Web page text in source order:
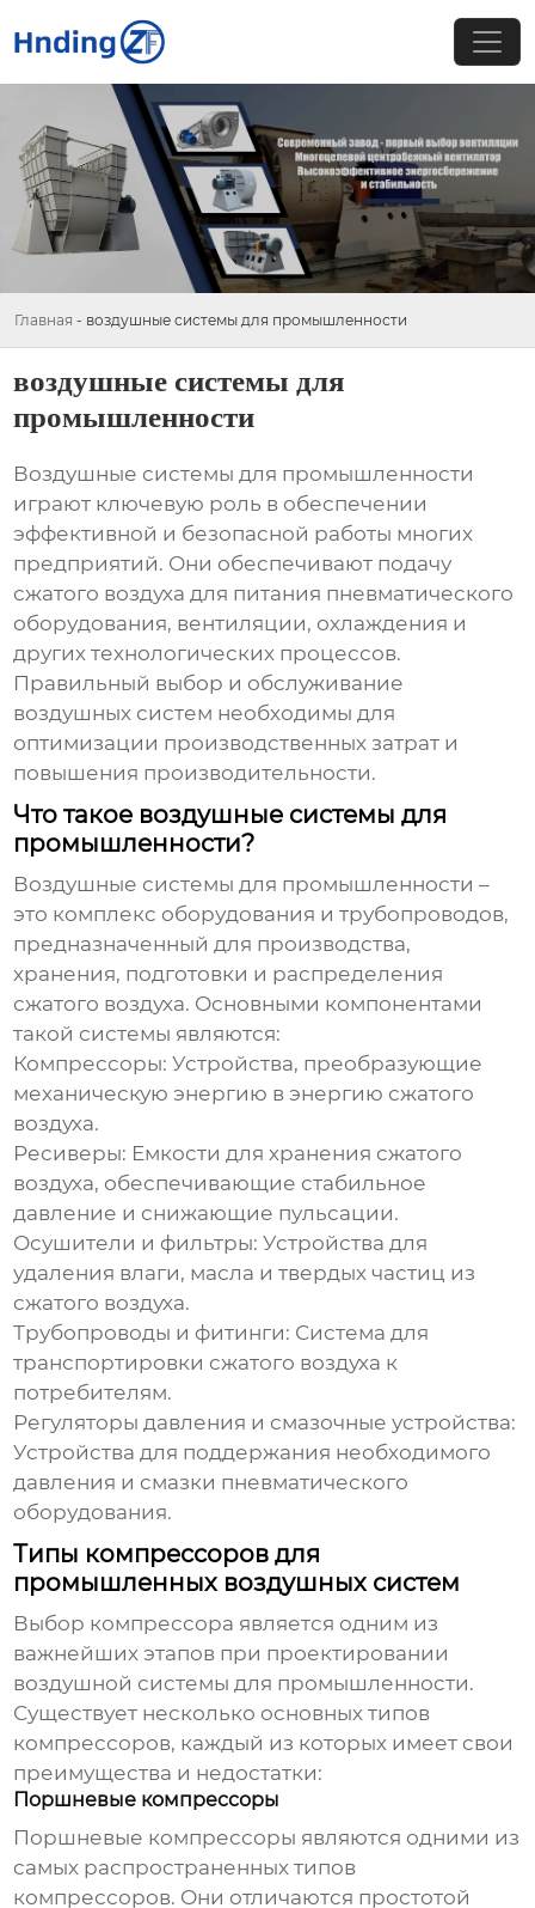
Главная - воздушные системы для промышленности
воздушные системы для
промышленности
Воздушные системы для промышленности
играют ключевую роль в обеспечении
эффективной и безопасной работы многих
предприятий. Они обеспечивают подачу
сжатого воздуха для питания пневматического
оборудования, вентиляции, охлаждения и
других технологических процессов.
Правильный выбор и обслуживание
воздушных систем необходимы для
оптимизации производственных затрат и
повышения производительности.
Что такое воздушные системы для
промышленности?
Воздушные системы для промышленности –
это комплекс оборудования и трубопроводов,
предназначенный для производства,
хранения, подготовки и распределения
сжатого воздуха. Основными компонентами
такой системы являются:
Компрессоры: Устройства, преобразующие
механическую энергию в энергию сжатого
воздуха.
Ресиверы: Емкости для хранения сжатого
воздуха, обеспечивающие стабильное
давление и снижающие пульсации.
Осушители и фильтры: Устройства для
удаления влаги, масла и твердых частиц из
сжатого воздуха.
Трубопроводы и фитинги: Система для
транспортировки сжатого воздуха к
потребителям.
Регуляторы давления и смазочные устройства:
Устройства для поддержания необходимого
давления и смазки пневматического
оборудования.
Типы компрессоров для
промышленных воздушных систем
Выбор компрессора является одним из
важнейших этапов при проектировании
воздушной системы для промышленности.
Существует несколько основных типов
компрессоров, каждый из которых имеет свои
преимущества и недостатки:
Поршневые компрессоры
Поршневые компрессоры являются одними из
самых распространенных типов
компрессоров. Они отличаются простотой